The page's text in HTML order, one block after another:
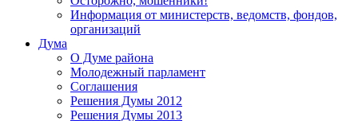
Информация от министерств, ведомств, фондов,
организаций
Дума
О Думе района
Молодежный парламент
Соглашения
Решения Думы 2012
Решения Думы 2013